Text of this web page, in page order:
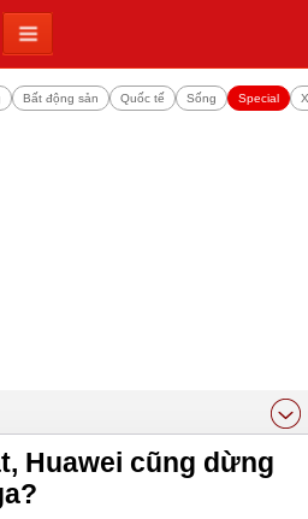
Bất động sản Quốc tế Sống Special
Huawei cũng dừng